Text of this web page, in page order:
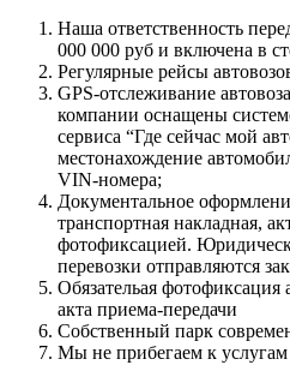
Наша ответственность
000 000 руб и включена в
Регулярные рейсы
GPS-отслеживание
компании оснащены
сервиса “Где сейчас мой
местонахождение
VIN-номера;
Документальное
транспортная накладная,
фотофиксацией.
перевозки отправляются
Обязательая фотофиксация
акта приема-передачи
Собственный парк
Мы не прибегаем к услугам